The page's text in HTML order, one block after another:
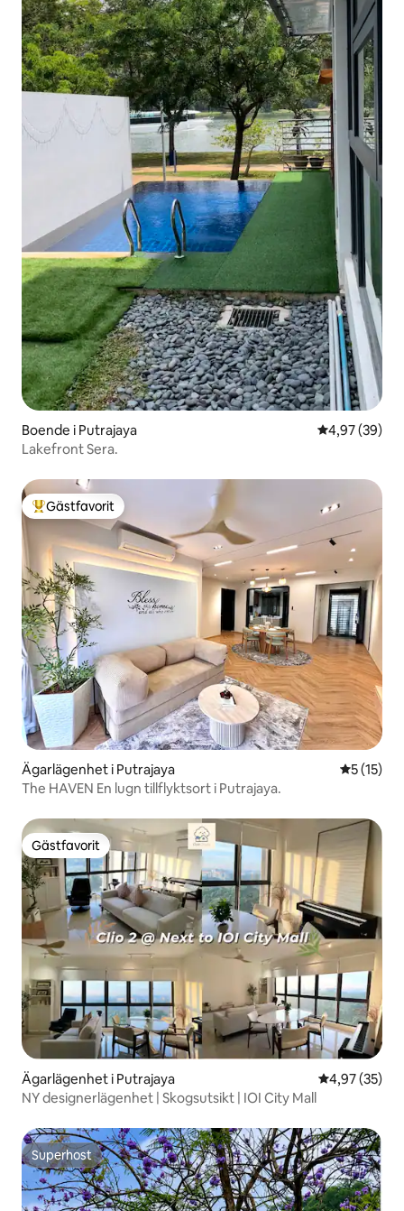
Boende i Putrajaya 4,97 av 5 i
4,97 (39)
Lakefront Sera.
Populär gästfavorit
Gästfavorit
Ägarlägenhet i Putrajaya 5 av 5 i
5 (15)
The HAVEN En lugn tillflyktsort i Putrajaya.
Gästfavorit
Gästfavorit
Ägarlägenhet i Putrajaya 4,97 av 5 i
4,97 (35)
NY designerlägenhet | Skogsutsikt | IOI City Mall
Superhost
Superhost